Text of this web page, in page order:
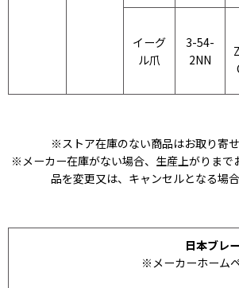
イーグ
ル爪
3-54-
2NN
※ストア在庫のない商品はお取り寄せ
※メーカー在庫がない場合、生産上がりまで
品を変更又は、キャンセルとなる場合
日本ブレ
※メーカーホーム